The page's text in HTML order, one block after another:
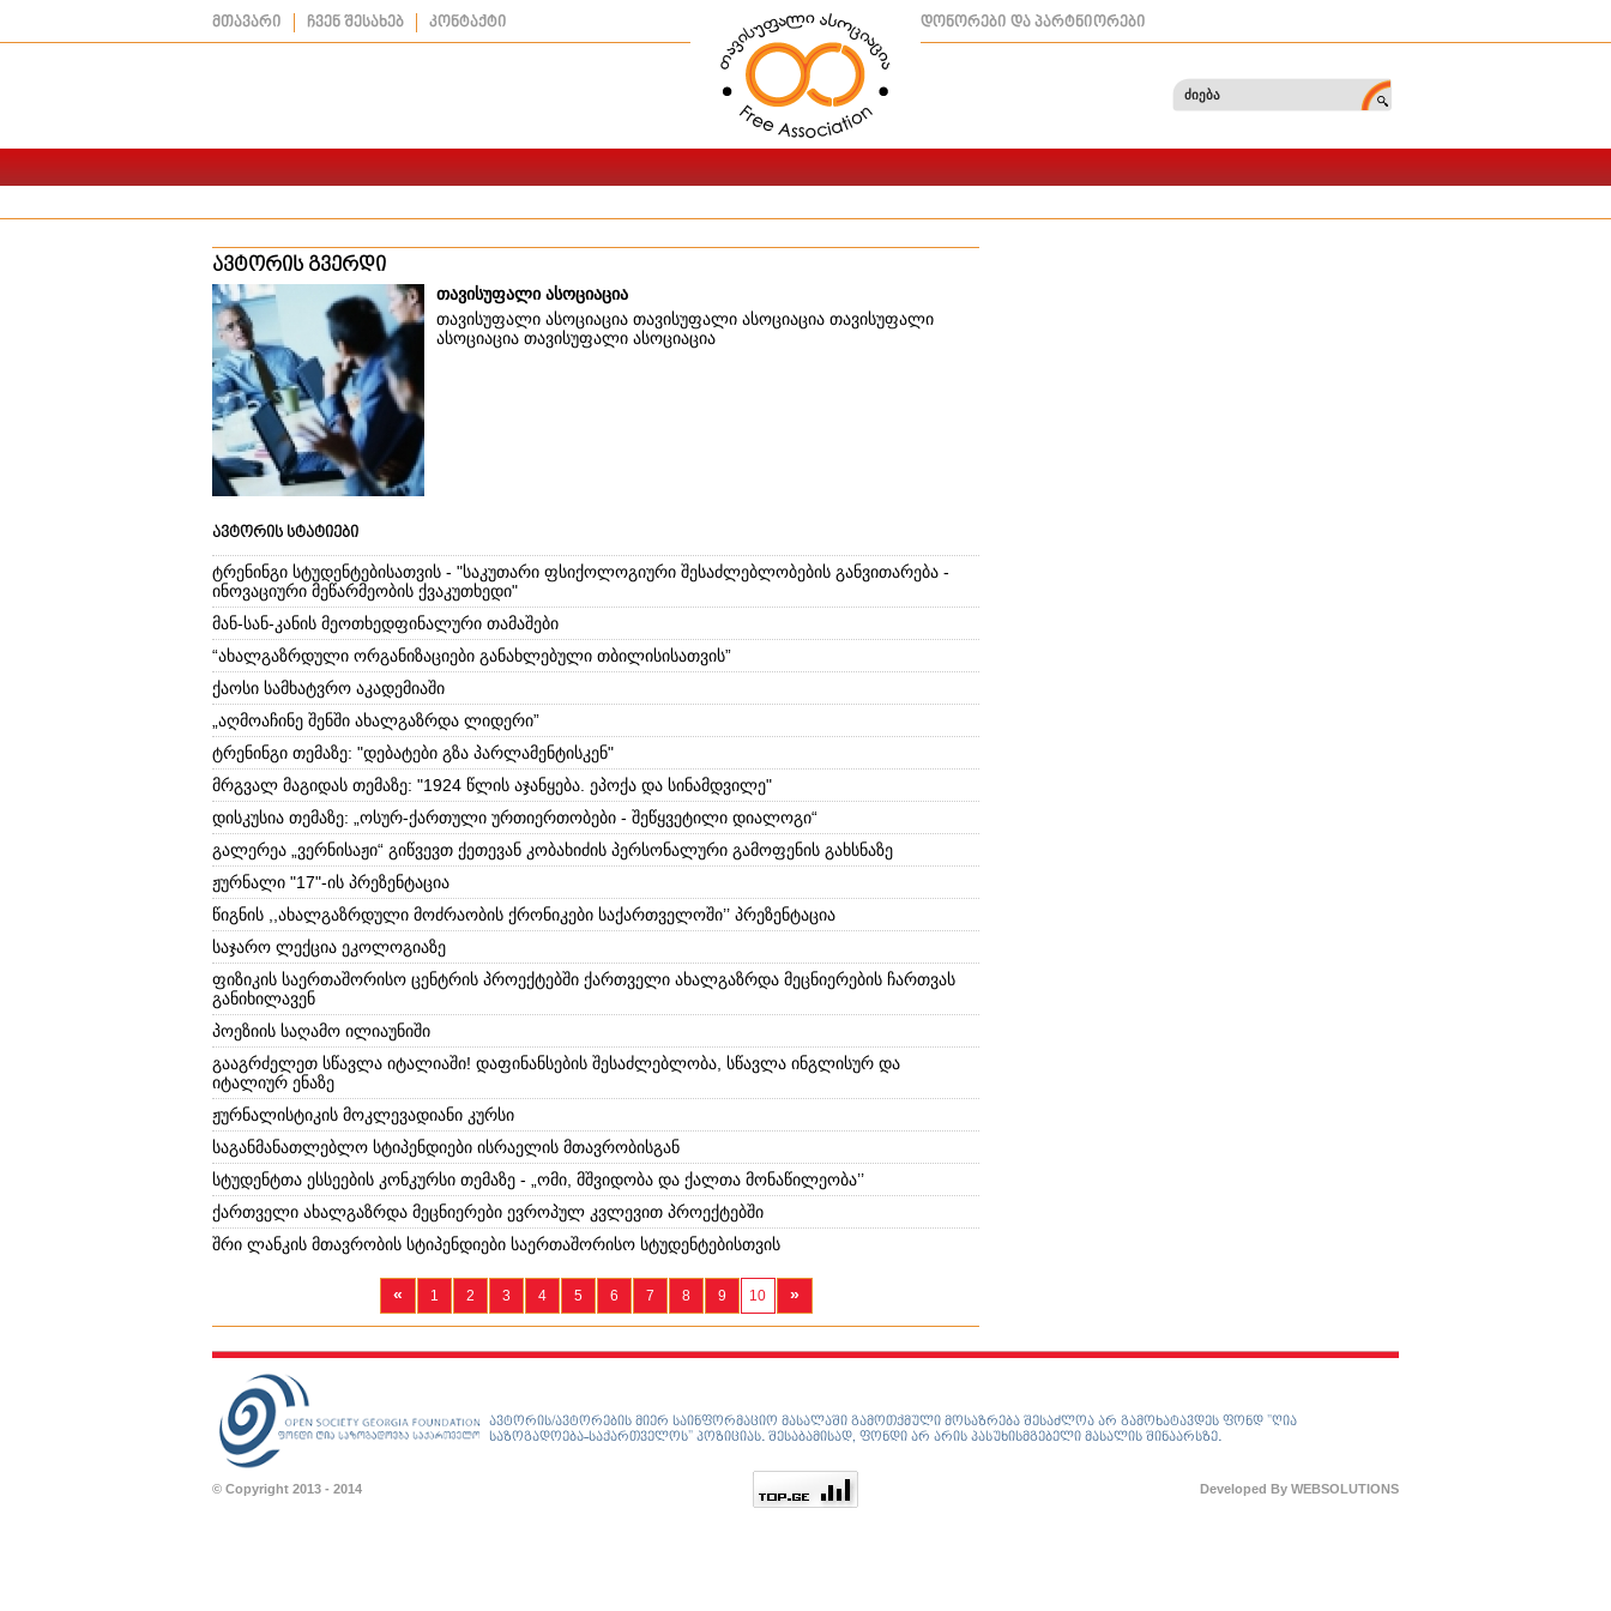
მთავარი ჩვენ შესახებ კონტაქტი დონორები და პარტნიორები
ავტორის გვერდი
თავისუფალი ასოციაცია
თავისუფალი ასოციაცია თავისუფალი ასოციაცია თავისუფალი
ასოციაცია თავისუფალი ასოციაცია
ავტორის სტატიები
ტრენინგი სტუდენტებისათვის - "საკუთარი ფსიქოლოგიური შესაძლებლობების განვითარება -
ინოვაციური მეწარმეობის ქვაკუთხედი"
მან-სან-კანის მეოთხედფინალური თამაშები
“ახალგაზრდული ორგანიზაციები განახლებული თბილისისათვის”
ქაოსი სამხატვრო აკადემიაში
„აღმოაჩინე შენში ახალგაზრდა ლიდერი”
ტრენინგი თემაზე: "დებატები გზა პარლამენტისკენ"
მრგვალ მაგიდას თემაზე: "1924 წლის აჯანყება. ეპოქა და სინამდვილე"
დისკუსია თემაზე: „ოსურ-ქართული ურთიერთობები - შეწყვეტილი დიალოგი“
გალერეა „ვერნისაჟი“ გიწვევთ ქეთევან კობახიძის პერსონალური გამოფენის გახსნაზე
ჟურნალი "17"-ის პრეზენტაცია
წიგნის ,,ახალგაზრდული მოძრაობის ქრონიკები საქართველოში’’ პრეზენტაცია
საჯარო ლექცია ეკოლოგიაზე
ფიზიკის საერთაშორისო ცენტრის პროექტებში ქართველი ახალგაზრდა მეცნიერების ჩართვას
განიხილავენ
პოეზიის საღამო ილიაუნიში
გააგრძელეთ სწავლა იტალიაში! დაფინანსების შესაძლებლობა, სწავლა ინგლისურ და
იტალიურ ენაზე
ჟურნალისტიკის მოკლევადიანი კურსი
საგანმანათლებლო სტიპენდიები ისრაელის მთავრობისგან
სტუდენტთა ესსეების კონკურსი თემაზე - „ომი, მშვიდობა და ქალთა მონაწილეობა’’
ქართველი ახალგაზრდა მეცნიერები ევროპულ კვლევით პროექტებში
შრი ლანკის მთავრობის სტიპენდიები საერთაშორისო სტუდენტებისთვის
« 1 2 3 4 5 6 7 8 9 10 »
ავტორის/ავტორების მიერ საინფორმაციო მასალაში გამოთქმული მოსაზრება შესაძლოა არ გამოხატავდეს ფონდ ”ღია
საზოგადოება-საქართველოს” პოზიციას. შესაბამისად, ფონდი არ არის პასუხისმგებელი მასალის შინაარსზე.
© Copyright 2013 - 2014 Developed By WEBSOLUTIONS